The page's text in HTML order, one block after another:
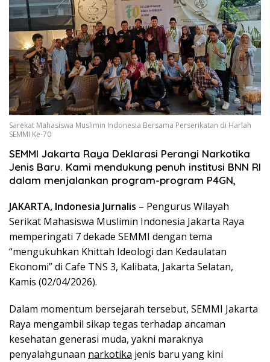
Sarekat Mahasiswa Muslimin Indonesia Bersama Perserikatan di Harlah
SEMMI Ke-70
SEMMI Jakarta Raya Deklarasi Perangi Narkotika
Jenis Baru. Kami mendukung penuh institusi BNN RI
dalam menjalankan program-program P4GN,
JAKARTA, Indonesia Jurnalis – Pengurus Wilayah
Serikat Mahasiswa Muslimin Indonesia Jakarta Raya
memperingati 7 dekade SEMMI dengan tema
“mengukuhkan Khittah Ideologi dan Kedaulatan
Ekonomi” di Cafe TNS 3, Kalibata, Jakarta Selatan,
Kamis (02/04/2026).
Dalam momentum bersejarah tersebut, SEMMI Jakarta
Raya mengambil sikap tegas terhadap ancaman
kesehatan generasi muda, yakni maraknya
penyalahgunaan narkotika jenis baru yang kini